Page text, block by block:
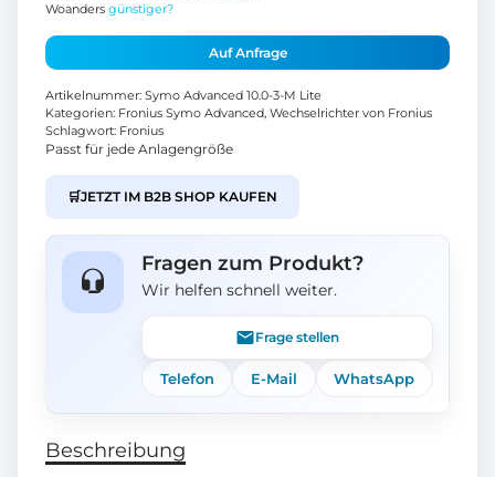
Woanders günstiger?
Auf Anfrage
Artikelnummer: Symo Advanced 10.0-3-M Lite
Kategorien: Fronius Symo Advanced, Wechselrichter von Fronius
Schlagwort: Fronius
Passt für jede Anlagengröße
🛒JETZT IM B2B SHOP KAUFEN
Fragen zum Produkt?
Wir helfen schnell weiter.
Frage stellen
Telefon E-Mail WhatsApp
Beschreibung